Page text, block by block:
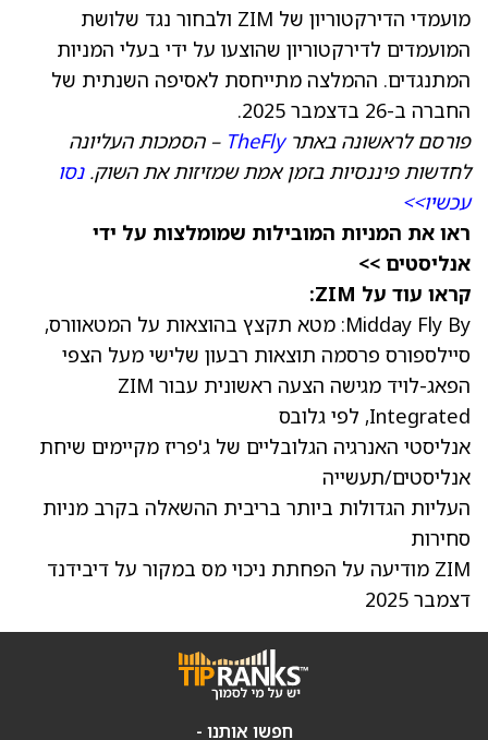
מועמדי הדירקטוריון של ZIM ולבחור נגד שלושת
המועמדים לדירקטוריון שהוצעו על ידי בעלי המניות
המתנגדים. ההמלצה מתייחסת לאסיפה השנתית של
החברה ב-26 בדצמבר 2025.
פורסם לראשונה באתרTheFly – הסמכות העליונה
לחדשות פיננסיות בזמן אמת שמזיזות את השוק.נסו
עכשיו>>
ראו את המניות המובילות שמומלצות על ידי
אנליסטים >>
קראו עוד על ZIM:
Midday Fly By: מטא תקצץ בהוצאות על המטאוורס,
סיילספורס פרסמה תוצאות רבעון שלישי מעל הצפי
הפאג-לויד מגישה הצעה ראשונית עבור ZIM
Integrated, לפי גלובס
אנליסטי האנרגיה הגלובליים של ג'פריז מקיימים שיחת
אנליסטים/תעשייה
העליות הגדולות ביותר בריבית ההשאלה בקרב מניות
סחירות
ZIM מודיעה על הפחתת ניכוי מס במקור על דיבידנד
דצמבר 2025
חפשו אותנו -